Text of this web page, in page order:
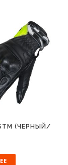
(ЧЕРНЫЙ/